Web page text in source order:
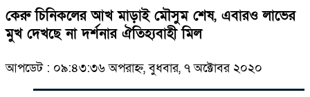
কেরু চিনিকলের আখ মাড়াই মৌসুম শেষ, এবারও লাভের
মুখ দেখছে না দর্শনার ঐতিহ্যবাহী মিল
আপডেট : ০৯:৪৩:৩৬ অপরাহ্ন, বুধবার, ৭ অক্টোবর ২০২০